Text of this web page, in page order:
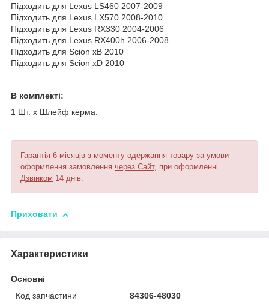
Підходить для Lexus LS460 2007-2009
Підходить для Lexus LX570 2008-2010
Підходить для Lexus RX330 2004-2006
Підходить для Lexus RX400h 2006-2008
Підходить для Scion xB 2010
Підходить для Scion xD 2010
В комплекті:
1 Шт. х Шлейф керма.
Гарантія 6 місяців з моменту одержання товару за умови
оформлення замовлення через Сайт, при оформленні
Дзвінком 14 днів.
Приховати
Характеристики
Основні
Код запчастини
84306-48030